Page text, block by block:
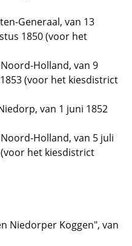
Generaal, van 13
1850 (voor het
Holland, van 9
(voor het kiesdistrict
van 1 juni 1852
Holland, van 5 juli
het kiesdistrict
Niedorper Koggen", van